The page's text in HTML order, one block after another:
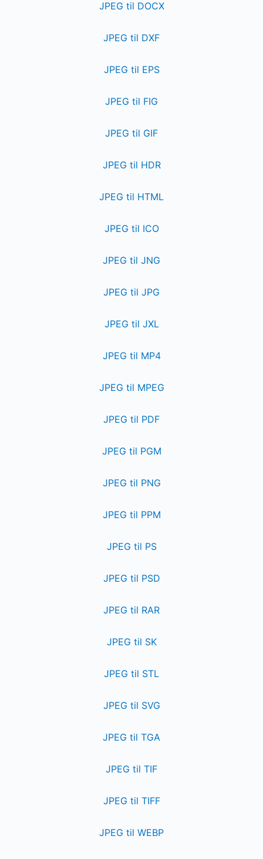
JPEG til DOCX
JPEG til DXF
JPEG til EPS
JPEG til FIG
JPEG til GIF
JPEG til HDR
JPEG til HTML
JPEG til ICO
JPEG til JNG
JPEG til JPG
JPEG til JXL
JPEG til MP4
JPEG til MPEG
JPEG til PDF
JPEG til PGM
JPEG til PNG
JPEG til PPM
JPEG til PS
JPEG til PSD
JPEG til RAR
JPEG til SK
JPEG til STL
JPEG til SVG
JPEG til TGA
JPEG til TIF
JPEG til TIFF
JPEG til WEBP